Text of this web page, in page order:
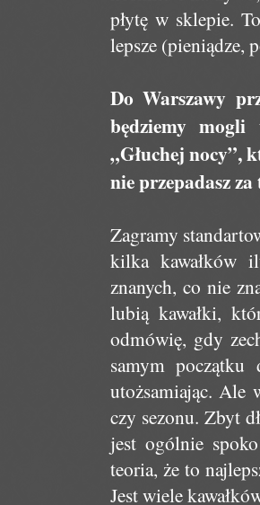
płytę w sklepie.
lepsze (pieniądze,
Do Warszawy
będziemy mogli
„Głuchej nocy”,
nie przepadasz
Zagramy
kilka kawałków
znanych, co nie
lubią kawałki,
odmówię, gdy
samym
utożsamiając. Ale
czy sezonu. Zbyt
jest ogólnie
teoria, że to
Jest wiele